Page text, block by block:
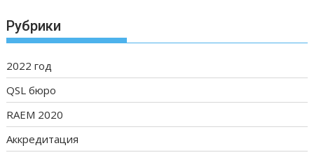
Рубрики
2022 год
QSL бюро
RAEM 2020
Аккредитация